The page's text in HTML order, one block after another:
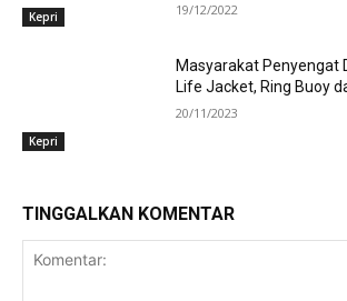
Kepri 19/12/2022
Kepri
Masyarakat Penyengat
Life Jacket, Ring Buoy
20/11/2023
TINGGALKAN KOMENTAR